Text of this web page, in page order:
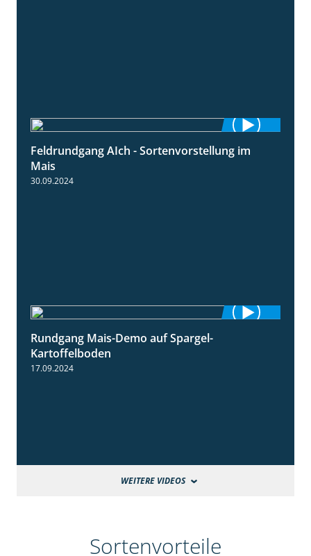
11:24
Feldrundgang AIch - Sortenvorstellung im
Mais
30.09.2024
Rundgang Mais-Demo auf Spargel-
Kartoffelboden
17.09.2024
WEITERE VIDEOS
Sortenvorteile